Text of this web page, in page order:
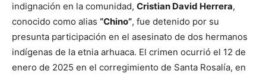
indignación en la comunidad, Cristian David Herrera,
conocido como alias “Chino”, fue detenido por su
presunta participación en el asesinato de dos hermanos
indígenas de la etnia arhuaca. El crimen ocurrió el 12 de
enero de 2025 en el corregimiento de Santa Rosalía, en